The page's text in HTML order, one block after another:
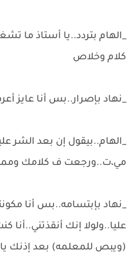
_الهام بتردد..يا أستاذ ما
كلام وخلاص
_نهاد بإصرار..بس أنا عايز
_الهام..بيقول إن بعد الشر
مي،ت..ورجعت ف كلامك
_نهاد بإبتسامه..بس أنا
عليا..ولولا إنك أنقذتني..أنا
(ويبص للمعلمه) بعد إذنك يا